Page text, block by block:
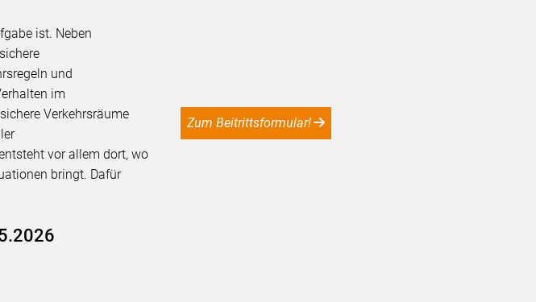
Zum Beitrittsformular!
ist. Neben
und
im
Verkehrsräume
vor allem dort, wo
bringt. Dafür